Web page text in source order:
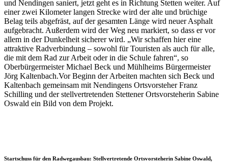
und Nendingen saniert, jetzt geht es in Richtung Stetten weiter. Auf
einer zwei Kilometer langen Strecke wird der alte und brüchige
Belag teils abgefräst, auf der gesamten Länge wird neuer Asphalt
aufgebracht. Außerdem wird der Weg neu markiert, so dass er vor
allem in der Dunkelheit sicherer wird. „Wir schaffen hier eine
attraktive Radverbindung – sowohl für Touristen als auch für alle,
die mit dem Rad zur Arbeit oder in die Schule fahren“, so
Oberbürgermeister Michael Beck und Mühlheims Bürgermeister
Jörg Kaltenbach.Vor Beginn der Arbeiten machten sich Beck und
Kaltenbach gemeinsam mit Nendingens Ortsvorsteher Franz
Schilling und der stellvertretenden Stettener Ortsvorsteherin Sabine
Oswald ein Bild von dem Projekt.
Startschuss für den Radwegausbau: Stellvertretende Ortsvorsteherin Sabine Oswald,